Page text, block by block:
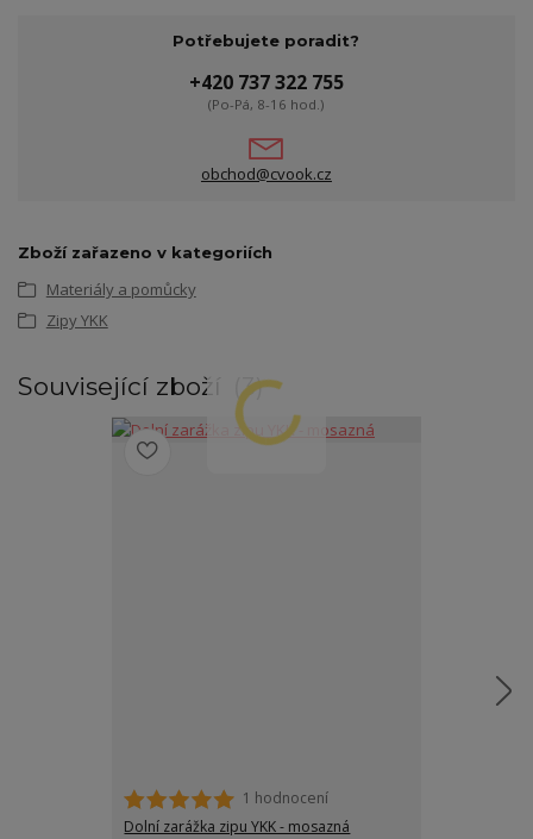
Potřebujete poradit?
+420 737 322 755
(Po-Pá, 8-16 hod.)
obchod@cvook.cz
Zboží zařazeno v kategoriích
Materiály a pomůcky
Zipy YKK
Související zboží 3
1 hodnocení
Dolní zarážka zipu YKK - mosazná